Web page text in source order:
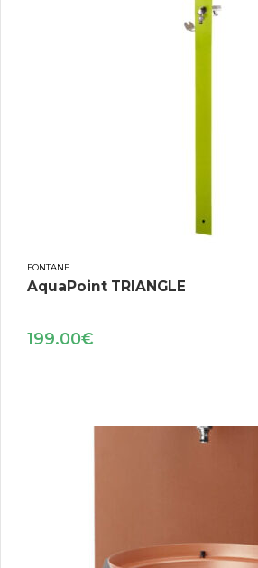
FONTANE
AquaPoint TRIANGLE
199.00€